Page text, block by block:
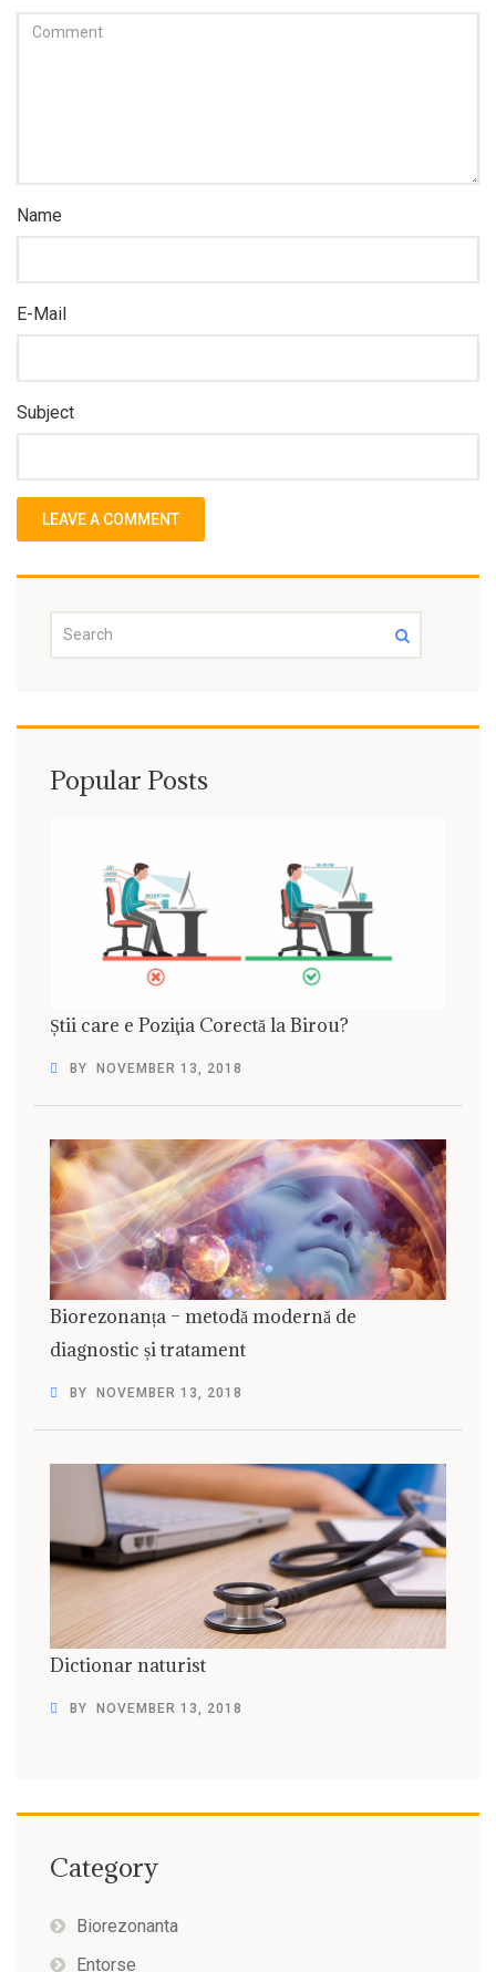
Name
E-Mail
Subject
Popular Posts
Știi care e Poziţia Corectă la Birou?
BY NOVEMBER 13, 2018
Biorezonanța – metodă modernă de
diagnostic și tratament
BY NOVEMBER 13, 2018
Dictionar naturist
BY NOVEMBER 13, 2018
Category
Biorezonanta
Entorse